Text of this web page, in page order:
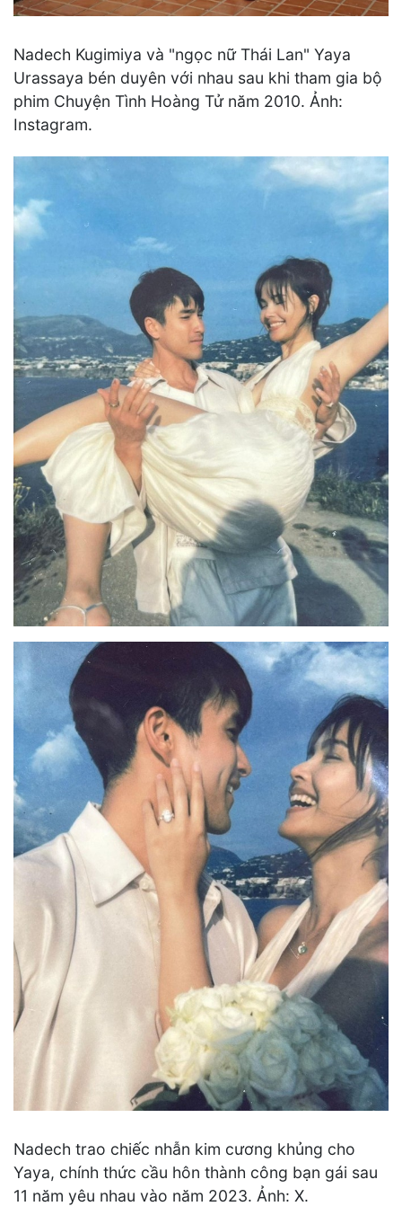
Nadech Kugimiya và "ngọc nữ Thái Lan" Yaya
Urassaya bén duyên với nhau sau khi tham gia bộ
phim Chuyện Tình Hoàng Tử năm 2010. Ảnh:
Instagram.
Nadech trao chiếc nhẫn kim cương khủng cho
Yaya, chính thức cầu hôn thành công bạn gái sau
11 năm yêu nhau vào năm 2023. Ảnh: X.